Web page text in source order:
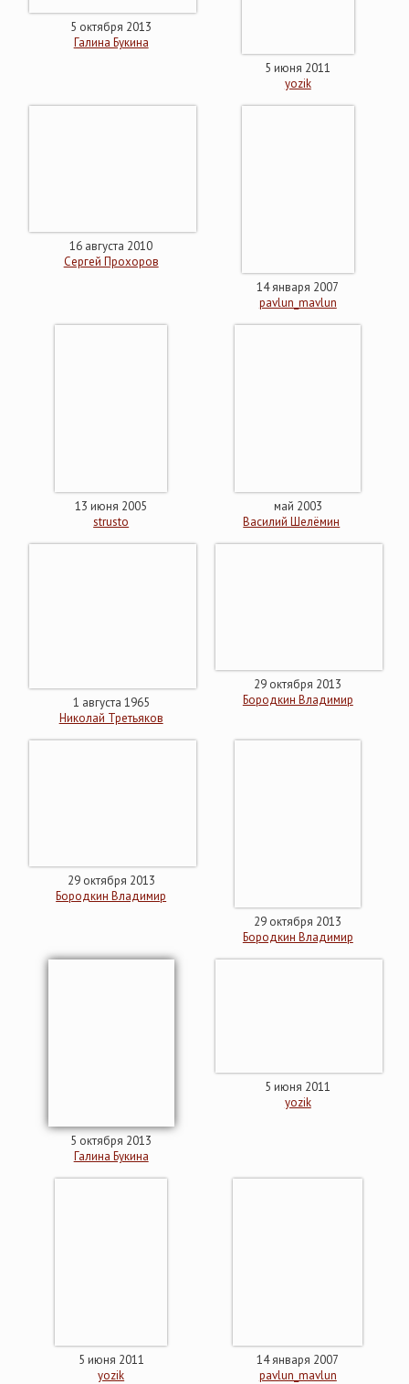
5 октября 2013
Галина Букина
5 июня 2011
yozik
16 августа 2010
Сергей Прохоров
14 января 2007
pavlun_mavlun
13 июня 2005
strusto
май 2003
Василий Шелёмин
1 августа 1965
Николай Третьяков
29 октября 2013
Бородкин Владимир
29 октября 2013
Бородкин Владимир
29 октября 2013
Бородкин Владимир
5 октября 2013
Галина Букина
5 июня 2011
yozik
5 июня 2011
yozik
14 января 2007
pavlun_mavlun